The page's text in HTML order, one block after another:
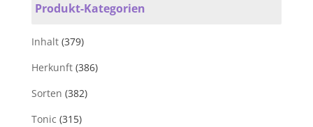
Produkt-Kategorien
Inhalt (379)
Herkunft (386)
Sorten (382)
Tonic (315)